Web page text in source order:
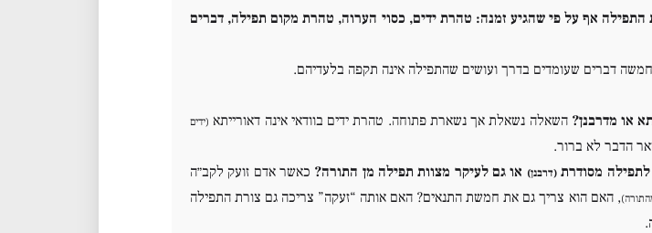
אף על פי שהגיע זמנה: טהרת ידים, כסוי הערוה, טהרת מקום תפילה, דברים
דברים שעומדים בדרך ועושים שהתפילה אינה תקפה בלעדיהם.
או מדרבנן? השאלה נשאלת אך נשארת פתוחה. טהרת ידים בוודאי אינה דאורייתא (ידים
הדבר לא ברור.
מסודרת(דרבנן) או גם לעיקר מצוות תפילה מן התורה? כאשר אדם זועק לקב״ה
, האם הוא צריך גם את חמשת התנאים? האם אותה “זעקה” צריכה גם צורת התפילה